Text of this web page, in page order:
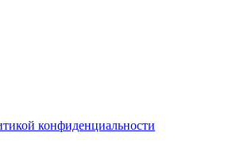
конфиденциальности